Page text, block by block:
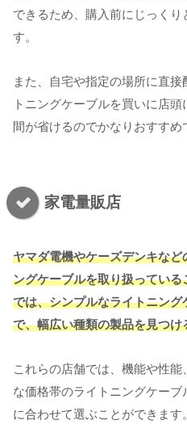
できるため、購入前にじっく
す。
また、自宅や指定の場所に直
トニングケーブルを買いに店
間が省けるのでかなりおすすめ
家電量販店
ヤマダ電機やケーズデンキな
ングケーブルを取り扱ってい
では、シンプルなライトニン
で、幅広い種類の製品を見つけ
これらの店舗では、機能や性
な価格帯のライトニングケー
に合わせて選ぶことができます。